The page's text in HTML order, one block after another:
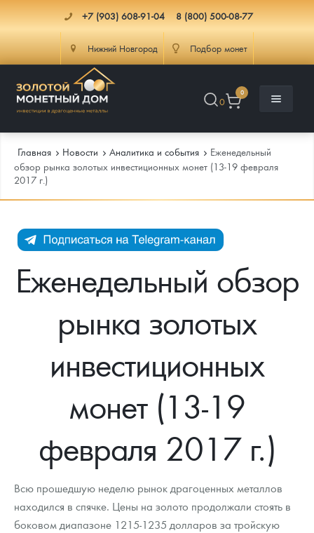
+7 (903) 608-91-04 8 (800) 500-08-77
Нижний Новгород Подбор монет
0
0
Каталог
Каталог Монет
Монеты Россия и СССР
Иностранные
Памятные и старинные монеты
Памятные монеты России и СССР
Монеты и жетоны ЗМД
Золотые слитки
Аксессуары
Год Лошади
Инфо
Подлинность монет
Выкуп серебряных монет
Вопрос - ответ
Памятка для работы с монетами из драгметаллов
Монеты
Услуги
Подбор монет
Георгий Победоносец - динамика цен
Скупка слитков
Наши преимущества
Пресс-служба
Главная Новости Аналитика и события
Еженедельный
обзор рынка золотых инвестиционных монет (13-19 февраля
2017 г.)
Еженедельный обзор
рынка золотых
инвестиционных
монет (13-19
февраля 2017 г.)
Всю прошедшую неделю рынок драгоценных металлов
находился в спячке. Цены на золото продолжали стоять в
боковом диапазоне 1215-1235 долларов за тройскую